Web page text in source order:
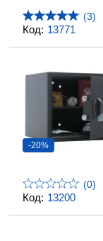
Код: 13771
(3)
Код: 13200
-20%
(0)